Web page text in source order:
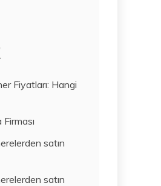
Fiyatları: Hangi
Firması
satın
satın